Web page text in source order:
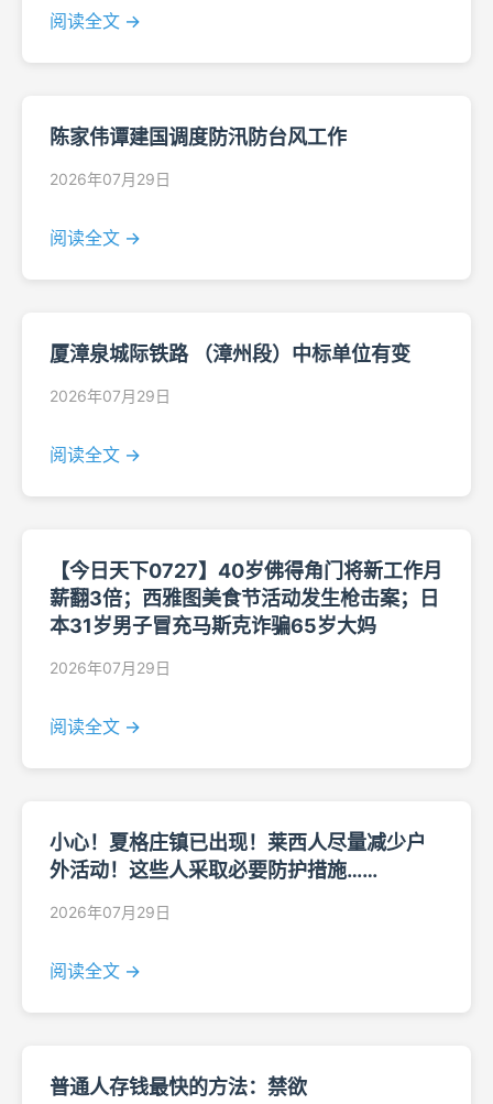
阅读全文 →
陈家伟谭建国调度防汛防台风工作
2026年07月29日
阅读全文 →
厦漳泉城际铁路 （漳州段）中标单位有变
2026年07月29日
阅读全文 →
【今日天下0727】40岁佛得角门将新工作月
薪翻3倍；西雅图美食节活动发生枪击案；日
本31岁男子冒充马斯克诈骗65岁大妈
2026年07月29日
阅读全文 →
小心！夏格庄镇已出现！莱西人尽量减少户
外活动！这些人采取必要防护措施……
2026年07月29日
阅读全文 →
普通人存钱最快的方法：禁欲